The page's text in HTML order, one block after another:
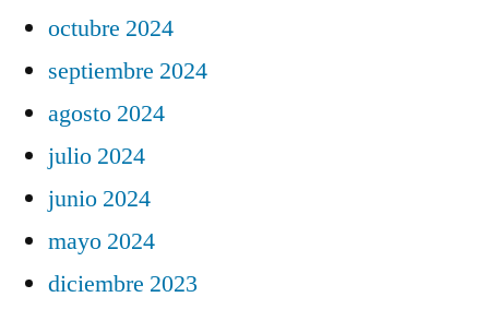
octubre 2024
septiembre 2024
agosto 2024
julio 2024
junio 2024
mayo 2024
diciembre 2023